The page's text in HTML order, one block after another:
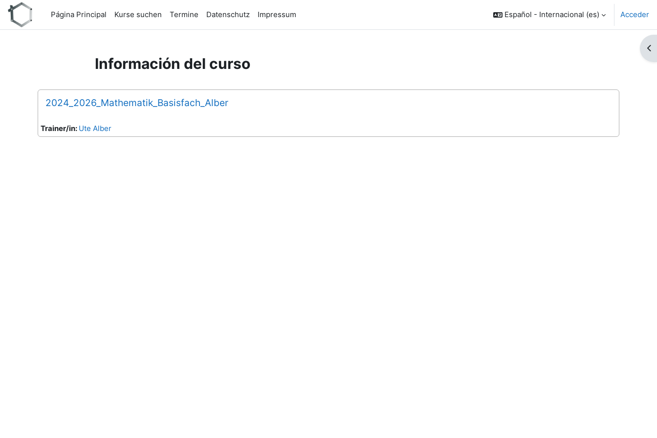
Salta al contenido principal
Página Principal
Kurse suchen Termine Datenschutz Impressum Español - Internacional ‎(es)‎ Acceder
Información del curso
2024_2026_Mathematik_Basisfach_Alber
Trainer/in: Ute Alber